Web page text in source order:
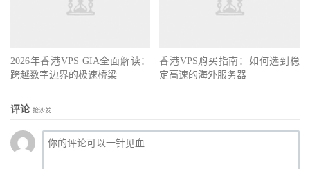
2026年香港VPS GIA全面解读：
跨越数字边界的极速桥梁
香港VPS购买指南：如何选到稳
定高速的海外服务器
评论 抢沙发